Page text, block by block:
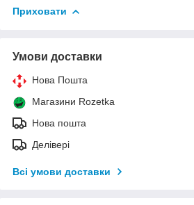
Приховати
Умови доставки
Нова Пошта
Магазини Rozetka
Нова пошта
Делівері
Всі умови доставки